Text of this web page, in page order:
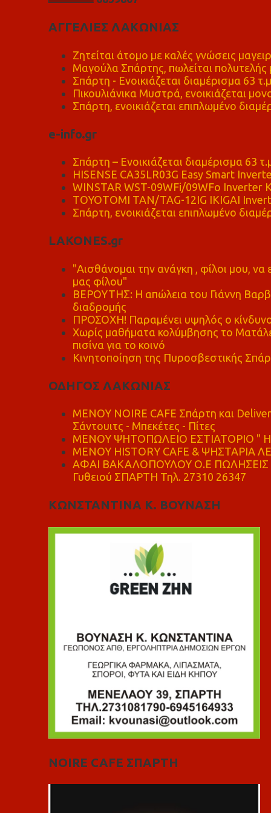
ΑΓΓΕΛΙΕΣ ΛΑΚΩΝΙΑΣ
Ζητείται άτομο με καλές γνώσεις
Μαγούλα Σπάρτης, πωλείται πολυτελής
Σπάρτη - Ενοικιάζεται διαμέρισμα 63 τ.μ
Πικουλιάνικα Μυστρά, ενοικιάζεται
Σπάρτη, ενοικιάζεται επιπλωμένο
e-info.gr
Σπάρτη – Ενοικιάζεται διαμέρισμα 63
HISENSE CA35LR03G Easy Smart
WINSTAR WST-09WFi/09WFo Inverter
TOYOTOMI TAN/TAG-12IG IKIGAI
Σπάρτη, ενοικιάζεται επιπλωμένο
LAKONES.gr
"Αισθάνομαι την ανάγκη , φίλοι μου,
μας φίλου"
ΒΕΡΟΥΤΗΣ: Η απώλεια του Γιάννη
διαδρομής
ΠΡΟΣΟΧΗ! Παραμένει υψηλός ο
Χωρίς μαθήματα κολύμβησης το
πισίνα για το κοινό
Κινητοποίηση της Πυροσβεστικής
ΟΔΗΓΟΣ ΛΑΚΩΝΙΑΣ
MENOY NOIRE CAFE Σπάρτη και
Σάντουιτς - Μπεκέτες - Πίτες
ΜΕΝΟΥ ΨΗΤΟΠΩΛΕΙΟ ΕΣΤΙΑΤΟΡΙΟ "
ΜΕΝΟΥ HISTORY CAFE & ΨΗΣΤΑΡΙΑ
ΑΦΑΙ ΒΑΚΑΛΟΠΟΥΛΟΥ Ο.Ε ΠΩΛΗΣΕΙΣ
Γυθειού ΣΠΑΡΤΗ Τηλ. 27310 26347
ΚΩΝΣΤΑΝΤΙΝΑ Κ. ΒΟΥΝΑΣΗ
NOIRE CAFE ΣΠΑΡΤΗ